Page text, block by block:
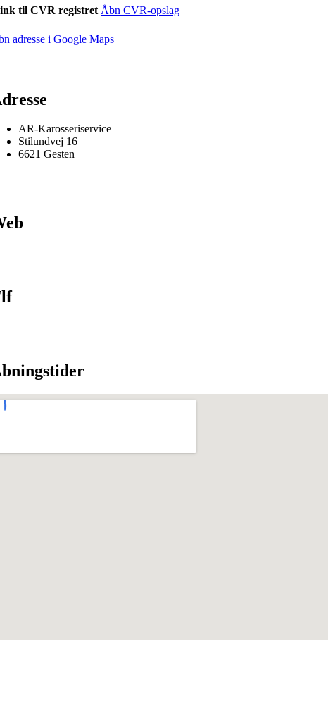
til CVR registret Åbn CVR-opslag
adresse i Google Maps
AR-Karosseriservice
Stilundvej 16
6621 Gesten